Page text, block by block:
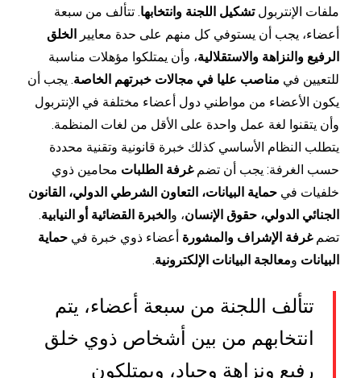
ملفات الإنتربولتشكيل اللجنة وانتخابها. تتألف من سبعة
أعضاء، يجب أن يستوفي كل منهم على حدة معايير الخلق
الرفيع والنزاهة والاستقلالية، وأن يمتلكوا مؤهلات مناسبة
للتعيين في مناصب عليا في مجالات خبرتهم الخاصة. يجب أن
يكون الأعضاء من مواطني دول أعضاء مختلفة في الإنتربول
وأن يتقنوا لغة عمل واحدة على الأقل من لغات المنظمة.
يتطلب النظام الأساسي كذلك خبرة قانونية وتقنية محددة
حسب الغرفة: يجب أن تضمغرفة الطلبات محامين ذوي
خلفيات في حماية البيانات، التعاون الشرطي الدولي، القانون
الجنائي الدولي، حقوق الإنسان، والخبرة القضائية أو النيابية.
تضمغرفة الإشراف والمشورة أعضاء ذوي خبرة في حماية
البيانات ومعالجة البيانات الإلكترونية.
تتألف اللجنة من سبعة أعضاء، يتم
انتخابهم من بين أشخاص ذوي خلق
رفيع ونزاهة وحياد، ويمتلكون